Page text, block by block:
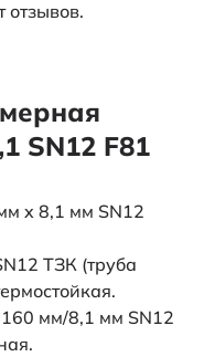
отзывов.
SN12 F81
x 8,1 мм SN12
ТЗК (труба
мм/8,1 мм SN12